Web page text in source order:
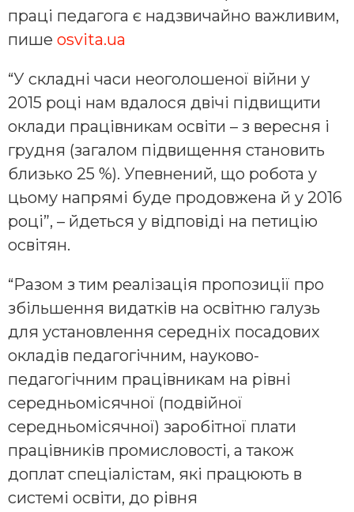
праці педагога є надзвичайно важливим,
пише osvita.ua
“У складні часи неоголошеної війни у
2015 році нам вдалося двічі підвищити
оклади працівникам освіти – з вересня і
грудня (загалом підвищення становить
близько 25 %). Упевнений, що робота у
цьому напрямі буде продовжена й у 2016
році”, – йдеться у відповіді на петицію
освітян.
“Разом з тим реалізація пропозиції про
збільшення видатків на освітню галузь
для установлення середніх посадових
окладів педагогічним, науково-
педагогічним працівникам на рівні
середньомісячної (подвійної
середньомісячної) заробітної плати
працівників промисловості, а також
доплат спеціалістам, які працюють в
системі освіти, до рівня